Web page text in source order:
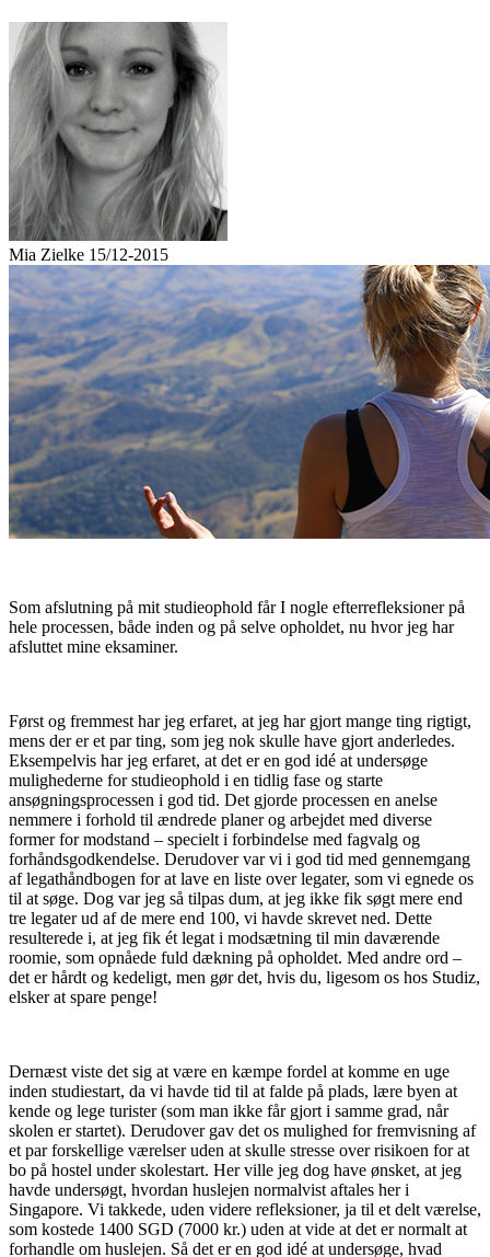
Mia Zielke 15/12-2015
Som afslutning på mit studieophold får I nogle efterrefleksioner på
hele processen, både inden og på selve opholdet, nu hvor jeg har
afsluttet mine eksaminer.
Først og fremmest har jeg erfaret, at jeg har gjort mange ting rigtigt,
mens der er et par ting, som jeg nok skulle have gjort anderledes.
Eksempelvis har jeg erfaret, at det er en god idé at undersøge
mulighederne for studieophold i en tidlig fase og starte
ansøgningsprocessen i god tid. Det gjorde processen en anelse
nemmere i forhold til ændrede planer og arbejdet med diverse
former for modstand – specielt i forbindelse med fagvalg og
forhåndsgodkendelse. Derudover var vi i god tid med gennemgang
af legathåndbogen for at lave en liste over legater, som vi egnede os
til at søge. Dog var jeg så tilpas dum, at jeg ikke fik søgt mere end
tre legater ud af de mere end 100, vi havde skrevet ned. Dette
resulterede i, at jeg fik ét legat i modsætning til min daværende
roomie, som opnåede fuld dækning på opholdet. Med andre ord –
det er hårdt og kedeligt, men gør det, hvis du, ligesom os hos Studiz,
elsker at spare penge!
Dernæst viste det sig at være en kæmpe fordel at komme en uge
inden studiestart, da vi havde tid til at falde på plads, lære byen at
kende og lege turister (som man ikke får gjort i samme grad, når
skolen er startet). Derudover gav det os mulighed for fremvisning af
et par forskellige værelser uden at skulle stresse over risikoen for at
bo på hostel under skolestart. Her ville jeg dog have ønsket, at jeg
havde undersøgt, hvordan huslejen normalvist aftales her i
Singapore. Vi takkede, uden videre refleksioner, ja til et delt værelse,
som kostede 1400 SGD (7000 kr.) uden at vide at det er normalt at
forhandle om huslejen. Så det er en god idé at undersøge, hvad